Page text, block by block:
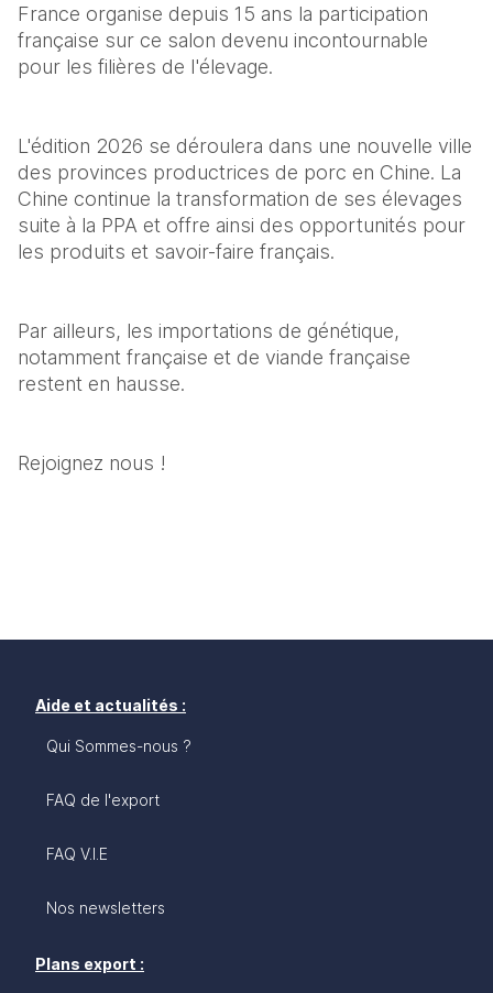
France organise depuis 15 ans la participation
française sur ce salon devenu incontournable
pour les filières de l'élevage.
L'édition 2026 se déroulera dans une nouvelle ville
des provinces productrices de porc en Chine. La
Chine continue la transformation de ses élevages
suite à la PPA et offre ainsi des opportunités pour
les produits et savoir-faire français.
Par ailleurs, les importations de génétique,
notamment française et de viande française
restent en hausse.
Rejoignez nous !
Aide et actualités :
Qui Sommes-nous ?
FAQ de l'export
FAQ V.I.E
Nos newsletters
Plans export :